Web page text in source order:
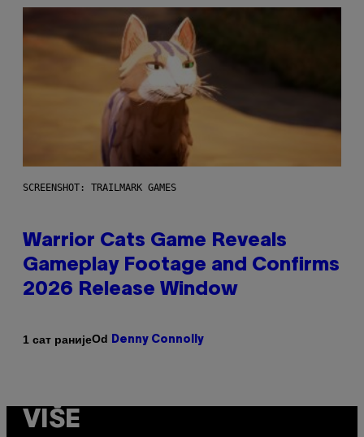
SCREENSHOT: TRAILMARK GAMES
Warrior Cats Game Reveals
Gameplay Footage and Confirms
2026 Release Window
1 сат ранијеOd Denny Connolly
VIŠE